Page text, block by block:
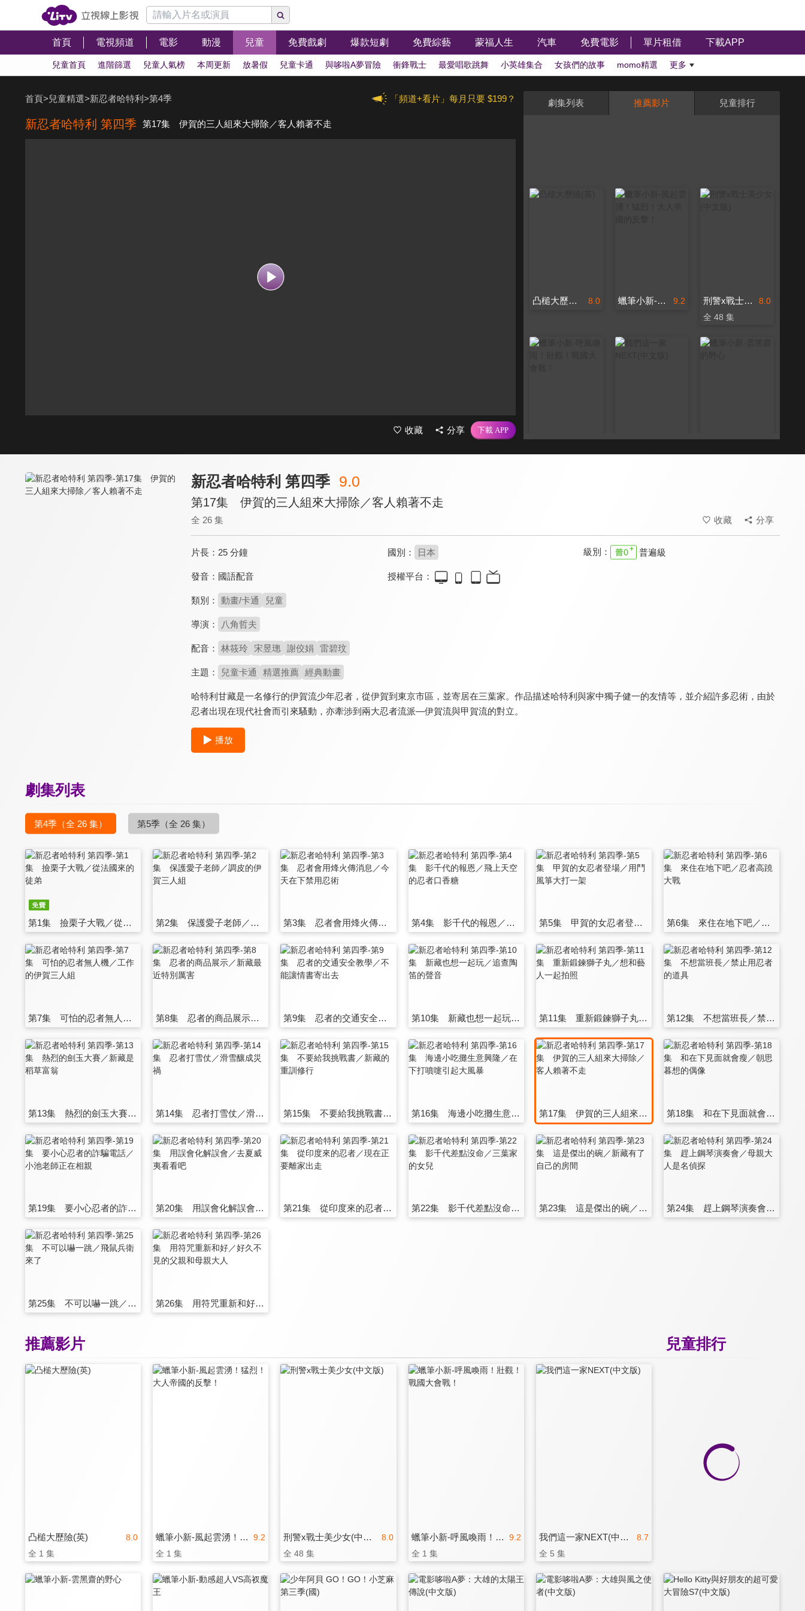
首頁 電視頻道 電影 動漫 兒童 免費戲劇 爆款短劇 免費綜藝 蒙福人生 汽車 免費電影 單片租借 下載APP
兒童首頁 進階篩選 兒童人氣榜 本周更新 放暑假 兒童卡通 與哆啦A夢冒險 衝鋒戰士 最愛唱歌跳舞 小英雄集合 女孩們的故事 momo精選 更多
「頻道+看片」每月只要 $199？
首頁>兒童精選>新忍者哈特利 >第4季
新忍者哈特利 第四季 第17集 伊賀的三人組來大掃除／客人賴著不走
收藏 分享
劇集列表 推薦影片 兒童排行
8.0
凸槌大歷險(英) 9.2
蠟筆小新-風起雲湧！猛烈！大人帝國的反擊！ 8.0
刑警x戰士美少女(中文版)
全 48 集
新忍者哈特利 第四季 9.0
第17集 伊賀的三人組來大掃除／客人賴著不走
全 26 集 收藏 分享
片長： 25 分鐘 國別： 日本 級別： 普遍級
發音： 國語配音 授權平台：
類別： 動畫/卡通 兒童
導演： 八角哲夫
配音： 林筱玲 宋昱璁 謝佼娟 雷碧玟
主題： 兒童卡通 精選推薦 經典動畫
哈特利甘藏是一名修行的伊賀流少年忍者，從伊賀到東京市區，並寄居在三葉家。作品描述哈特利與家中獨子健一的友情等，並介紹許多忍術，由於
忍者出現在現代社會而引來騷動，亦牽涉到兩大忍者流派—伊賀流與甲賀流的對立。
播放
劇集列表
第4季 （全 26 集） 第5季 （全 26 集）
第1集 撿栗子大戰／從法國來的徒弟 第2集 保護愛子老師／調皮的伊賀三人組 第3集 忍者會用烽火傳消息／今天在下禁用忍術 第4集 影千代的報恩／飛上天空的忍者口香糖 第5集 甲賀的女忍者登場／用鬥風箏大打一架 第6集 來住在地下吧／忍者高蹺大戰
第7集 可怕的忍者無人機／工作的伊賀三人組 第8集 忍者的商品展示／新藏最近特別厲害 第9集 忍者的交通安全教學／不能讓情書寄出去 第10集 新藏也想一起玩／追查陶笛的聲音 第11集 重新鍛鍊獅子丸／想和藝人一起拍照 第12集 不想當班長／禁止用忍者的道具
第13集 熱烈的劍玉大賽／新藏是稻草富翁 第14集 忍者打雪仗／滑雪釀成災禍 第15集 不要給我挑戰書／新藏的重訓修行 第16集 海邊小吃攤生意興隆／在下打噴嚏引起大風暴 第17集 伊賀的三人組來大掃除／客人賴著不走 第18集 和在下見面就會瘦／朝思暮想的偶像
第19集 要小心忍者的詐騙電話／小池老師正在相親 第20集 用誤會化解誤會／去夏威夷看看吧 第21集 從印度來的忍者／現在正要離家出走 第22集 影千代差點沒命／三葉家的女兒 第23集 這是傑出的碗／新藏有了自己的房間 第24集 趕上鋼琴演奏會／母親大人是名偵探
第25集 不可以嚇一跳／飛鼠兵衛來了 第26集 用符咒重新和好／好久不見的父親和母親大人
兒童排行
推薦影片
8.0
凸槌大歷險(英)
全 1 集
9.2
蠟筆小新-風起雲湧！猛烈！大人帝國的反擊！
全 1 集
8.0
刑警x戰士美少女(中文版)
全 48 集
9.2
蠟筆小新-呼風喚雨！壯觀！戰國大會戰！
全 1 集
8.7
我們這一家NEXT(中文版)
全 5 集